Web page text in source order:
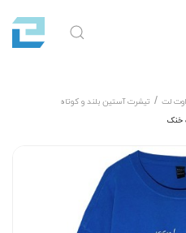
لت
تیشرت آستین بلند و کوتاه
خنک